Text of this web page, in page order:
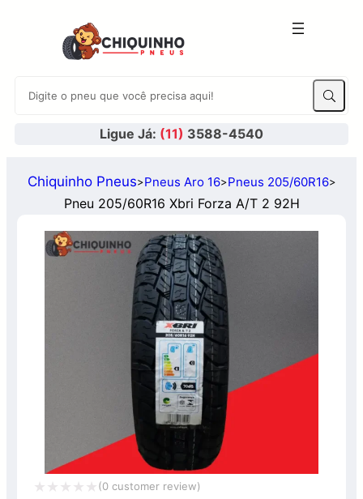
Ligue Já: (11) 3588-4540
Chiquinho Pneus>Pneus Aro 16>Pneus 205/60R16>
Pneu 205/60R16 Xbri Forza A/T 2 92H
(0 customer review)